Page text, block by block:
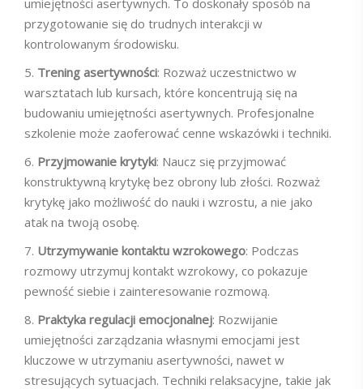
umiejętności asertywnych. To doskonały sposób na
przygotowanie się do trudnych interakcji w
kontrolowanym środowisku.
Trening asertywności: Rozważ uczestnictwo w
warsztatach lub kursach, które koncentrują się na
budowaniu umiejętności asertywnych. Profesjonalne
szkolenie może zaoferować cenne wskazówki i techniki.
Przyjmowanie krytyki: Naucz się przyjmować
konstruktywną krytykę bez obrony lub złości. Rozważ
krytykę jako możliwość do nauki i wzrostu, a nie jako
atak na twoją osobę.
Utrzymywanie kontaktu wzrokowego: Podczas
rozmowy utrzymuj kontakt wzrokowy, co pokazuje
pewność siebie i zainteresowanie rozmową.
Praktyka regulacji emocjonalnej: Rozwijanie
umiejętności zarządzania własnymi emocjami jest
kluczowe w utrzymaniu asertywności, nawet w
stresujących sytuacjach. Techniki relaksacyjne, takie jak